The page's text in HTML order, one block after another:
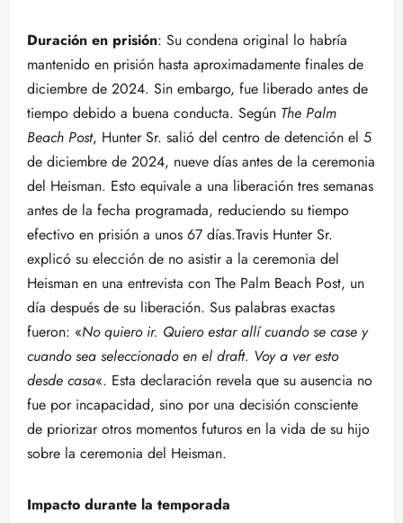
Duración en prisión: Su condena original lo habría
mantenido en prisión hasta aproximadamente finales de
diciembre de 2024. Sin embargo, fue liberado antes de
tiempo debido a buena conducta. Según The Palm
Beach Post, Hunter Sr. salió del centro de detención el 5
de diciembre de 2024, nueve días antes de la ceremonia
del Heisman. Esto equivale a una liberación tres semanas
antes de la fecha programada, reduciendo su tiempo
efectivo en prisión a unos 67 días.Travis Hunter Sr.
explicó su elección de no asistir a la ceremonia del
Heisman en una entrevista con The Palm Beach Post, un
día después de su liberación. Sus palabras exactas
fueron: «No quiero ir. Quiero estar allí cuando se case y
cuando sea seleccionado en el draft. Voy a ver esto
desde casa«. Esta declaración revela que su ausencia no
fue por incapacidad, sino por una decisión consciente
de priorizar otros momentos futuros en la vida de su hijo
sobre la ceremonia del Heisman.
Impacto durante la temporada